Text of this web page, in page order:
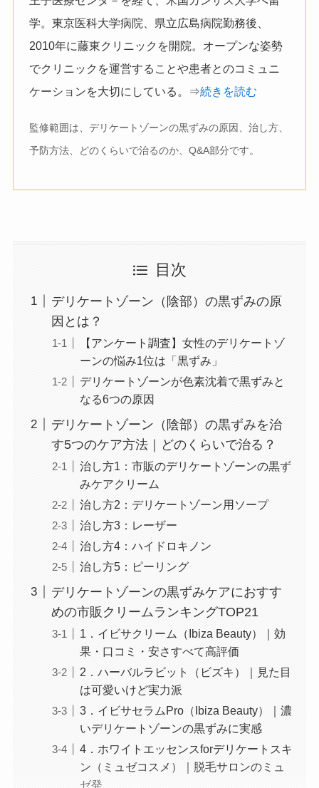
学。東京医科大学病院、県立広島病院勤務後、
2010年に藤東クリニックを開院。オープンな姿勢
でクリニックを運営することや患者とのコミュニ
ケーションを大切にしている。⇒続きを読む
監修範囲は、デリケートゾーンの黒ずみの原因、治し方、
予防方法、どのくらいで治るのか、Q&A部分です。
目次
デリケートゾーン（陰部）の黒ずみの原
因とは？
【アンケート調査】女性のデリケートゾ
ーンの悩み1位は「黒ずみ」
デリケートゾーンが色素沈着で黒ずみと
なる6つの原因
デリケートゾーン（陰部）の黒ずみを治
す5つのケア方法｜どのくらいで治る？
治し方1：市販のデリケートゾーンの黒ず
みケアクリーム
治し方2：デリケートゾーン用ソープ
治し方3：レーザー
治し方4：ハイドロキノン
治し方5：ピーリング
デリケートゾーンの黒ずみケアにおすす
めの市販クリームランキングTOP21
1．イビサクリーム（Ibiza Beauty）｜効
果・口コミ・安さすべて高評価
2．ハーバルラビット（ビズキ）｜見た目
は可愛いけど実力派
3．イビサセラムPro（Ibiza Beauty）｜濃
いデリケートゾーンの黒ずみに実感
4．ホワイトエッセンスforデリケートスキ
ン（ミュゼコスメ）｜脱毛サロンのミュ
ゼ発